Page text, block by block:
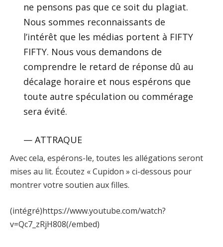
ne pensons pas que ce soit du plagiat.
Nous sommes reconnaissants de
l’intérêt que les médias portent à FIFTY
FIFTY. Nous vous demandons de
comprendre le retard de réponse dû au
décalage horaire et nous espérons que
toute autre spéculation ou commérage
sera évité.
— ATTRAQUE
Avec cela, espérons-le, toutes les allégations seront
mises au lit. Écoutez « Cupidon » ci-dessous pour
montrer votre soutien aux filles.
(intégré)https://www.youtube.com/watch?
v=Qc7_zRjH808(/embed)